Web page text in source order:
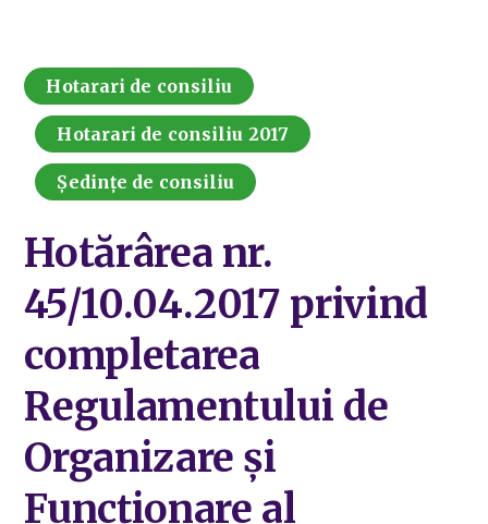
Hotarari de consiliu
Hotarari de consiliu 2017
Ședințe de consiliu
Hotărârea nr.
45/10.04.2017 privind
completarea
Regulamentului de
Organizare și
Funcționare al